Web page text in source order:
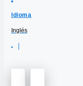
Idioma
Inglés